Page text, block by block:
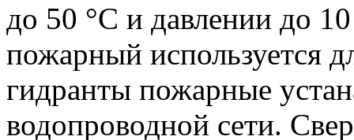
до 50 °С и давлении до
пожарный используется
гидранты пожарные
водопроводной сети.